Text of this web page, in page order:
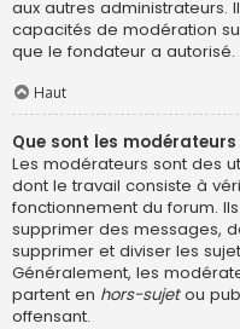
aux autres administrateurs.
capacités de modération
que le fondateur a autorisé.
Haut
Que sont les modérateurs
Les modérateurs sont des
dont le travail consiste à
fonctionnement du forum.
supprimer des messages,
supprimer et diviser les
Généralement, les
partent en hors-sujetou
offensant.